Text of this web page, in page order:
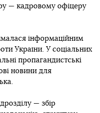
— кадровому офіцеру
інформаційним
України. У соціальних
пропагандистські
новини для
— збір